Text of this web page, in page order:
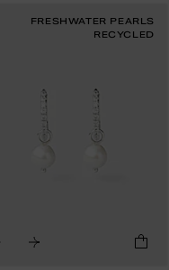
FRESHWATER PEARLS
RECYCLED